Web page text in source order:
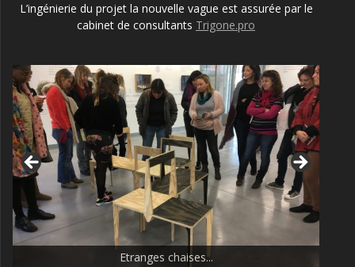
L’ingénierie du projet la nouvelle vague est assurée par le
cabinet de consultants Trigone.pro
La nouvelle vague des éducatrices !